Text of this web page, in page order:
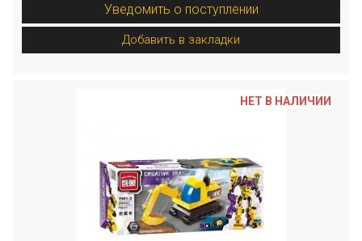
Уведомить о поступлении
Добавить в закладки
НЕТ В НАЛИЧИИ